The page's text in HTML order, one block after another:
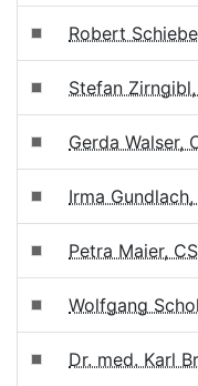
Robert
Stefan
Gerda Walser,
Irma Gundlach,
Petra Maier,
Wolfgang
Dr. med. Karl